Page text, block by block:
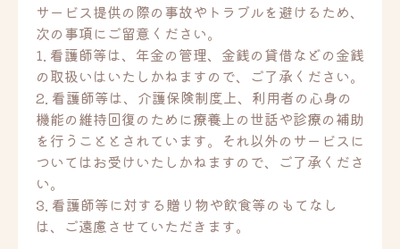
サービス提供の際の事故やトラブルを避けるため、
次の事項にご留意ください。
1. 看護師等は、年金の管理、金銭の貸借などの金銭
の取扱いはいたしかねますので、ご了承ください。
2. 看護師等は、介護保険制度上、利用者の心身の
機能の維持回復のために療養上の世話や診療の補助
を行うこととされています。それ以外のサービスに
ついてはお受けいたしかねますので、ご了承くださ
い。
3. 看護師等に対する贈り物や飲食等のもてなし
は、ご遠慮させていただきます。